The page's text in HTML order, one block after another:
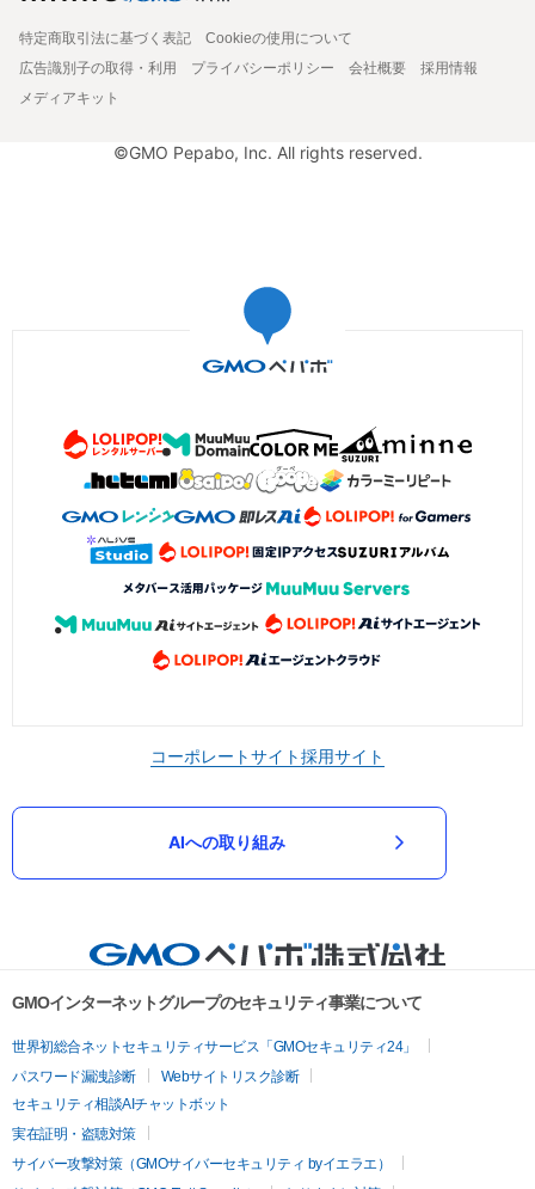
特定商取引法に基づく表記
Cookieの使用について
広告識別子の取得・利用
プライバシーポリシー 会社概要
採用情報
メディアキット
©GMO Pepabo, Inc. All rights reserved.
コーポレートサイト採用サイト
AIへの取り組み
GMOインターネットグループのセキュリティ事業について
世界初総合ネットセキュリティサービス「GMOセキュリティ24」
パスワード漏洩診断
Webサイトリスク診断
セキュリティ相談AIチャットボット
実在証明・盗聴対策
サイバー攻撃対策（GMOサイバーセキュリティ byイエラエ）